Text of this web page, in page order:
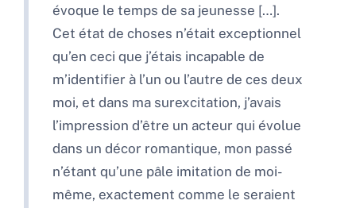
évoque le temps de sa jeunesse […].
Cet état de choses n’était exceptionnel
qu’en ceci que j’étais incapable de
m’identifier à l’un ou l’autre de ces deux
moi, et dans ma surexcitation, j’avais
l’impression d’être un acteur qui évolue
dans un décor romantique, mon passé
n’étant qu’une pâle imitation de moi-
même, exactement comme le seraient